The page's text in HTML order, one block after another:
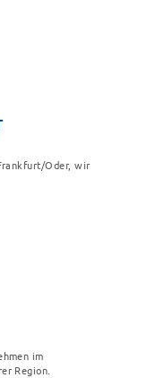
Oder, wir
im
Region.